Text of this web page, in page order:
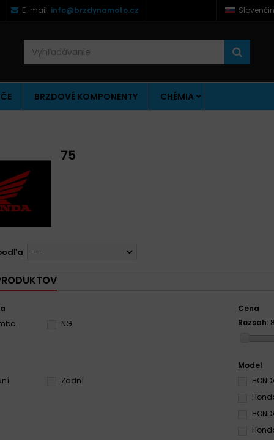
E-mail: info@brzdynamoto.cz
BRZDOVÉ KOMPONENTY CHÉMIA
75
--
NG
Cena
Rozsah:
Zadní
Model